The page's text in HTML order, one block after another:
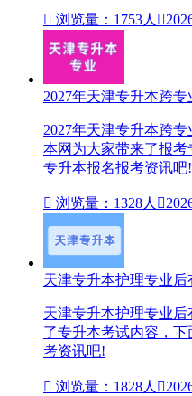
 浏览量：1753人 
2027年天津专升本跨
2027年天津专升本跨
本网为大家带来了报
专升本报名报考资讯吧!
 浏览量：1328人 
天津专升本护理专业后
天津专升本护理专业
了专升本考试内容，
考资讯吧!
 浏览量：1828人 